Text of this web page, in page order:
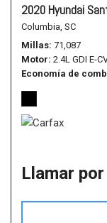
2020 Hyundai
Columbia, SC
Millas 71,087
Motor 2.4L GDI E-
Economía de
Llamar